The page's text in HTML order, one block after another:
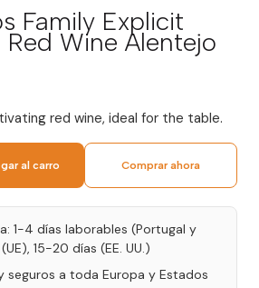
Family Explicit
Wine Alentejo
red wine, ideal for the table.
al carro Comprar ahora
1-4 días laborables (Portugal y
15-20 días (EE. UU.)
seguros a toda Europa y Estados